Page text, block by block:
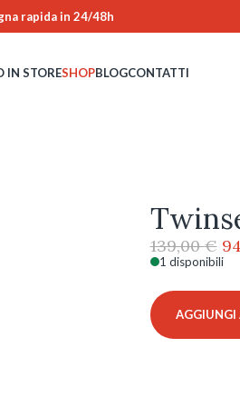
rapida in 24/48h
IN STORESHOPBLOGCONTATTI
139,00€ Il
1 disponibili
STW141
-
AGGIUNGI